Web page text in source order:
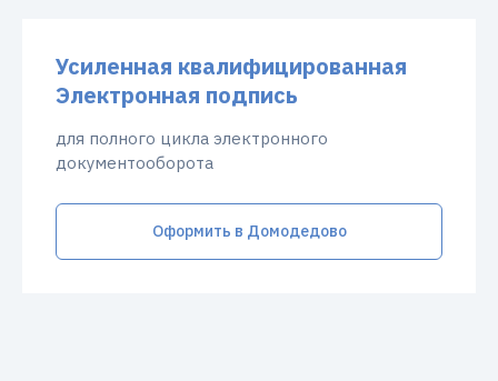
Усиленная квалифицированная
Электронная подпись
для полного цикла электронного
документооборота
Оформить в Домодедово